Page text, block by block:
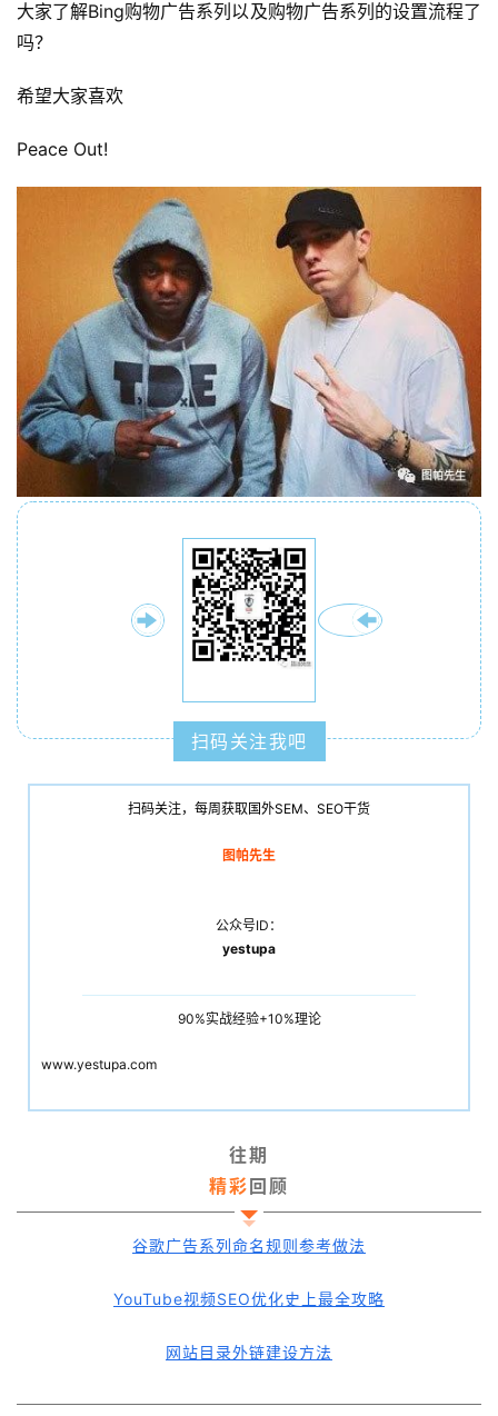
大家了解Bing购物广告系列以及购物广告系列的设置流程了
吗？
希望大家喜欢
Peace Out!
扫码关注我吧
扫码关注，每周获取国外SEM、SEO干货
图帕先生
公众号ID：
yestupa
90%实战经验+10%理论
www.yestupa.com
往期
精彩 回顾
谷歌广告系列命名规则参考做法
YouTube视频SEO优化史上最全攻略
网站目录外链建设方法